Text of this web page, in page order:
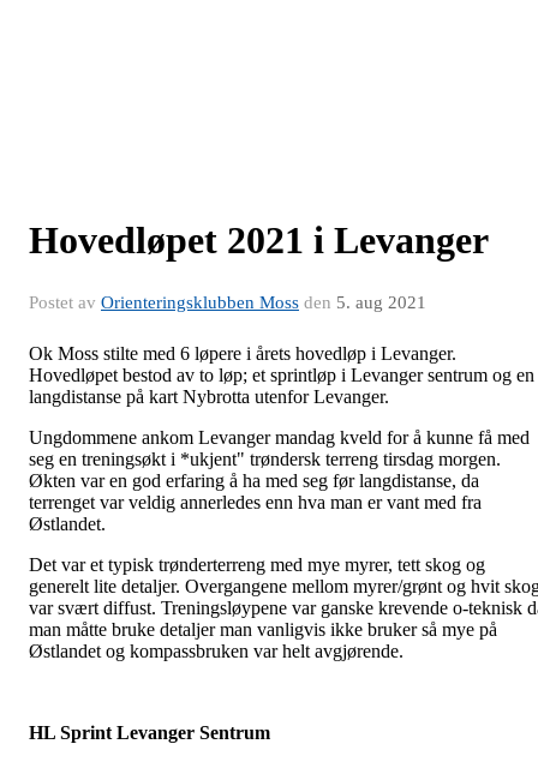
Hovedløpet 2021 i Levanger
Postet av Orienteringsklubben Moss den 5. aug 2021
Ok Moss stilte med 6 løpere i årets hovedløp i Levanger.
Hovedløpet bestod av to løp; et sprintløp i Levanger sentrum og en
langdistanse på kart Nybrotta utenfor Levanger.
Ungdommene ankom Levanger mandag kveld for å kunne få med
seg en treningsøkt i *ukjent" trøndersk terreng tirsdag morgen.
Økten var en god erfaring å ha med seg før langdistanse, da
terrenget var veldig annerledes enn hva man er vant med fra
Østlandet.
Det var et typisk trønderterreng med mye myrer, tett skog og
generelt lite detaljer. Overgangene mellom myrer/grønt og hvit
var svært diffust. Treningsløypene var ganske krevende o-teknisk
man måtte bruke detaljer man vanligvis ikke bruker så mye på
Østlandet og kompassbruken var helt avgjørende.
HL Sprint Levanger Sentrum